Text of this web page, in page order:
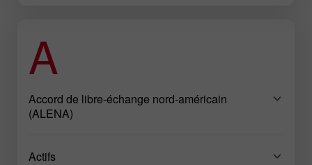
A
Accord de libre-échange nord-américain
(ALENA)
Actifs